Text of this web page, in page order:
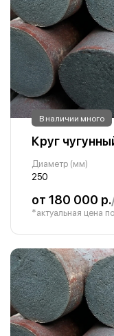
В наличии много
Круг
Диаметр (мм)
250
от 180 000 р.
*актуальная цена